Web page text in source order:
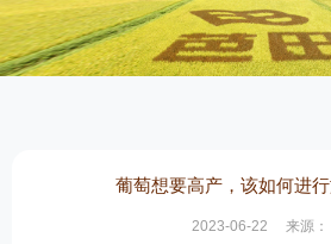
葡萄想要高产，该如何进
2023-06-22 来源：